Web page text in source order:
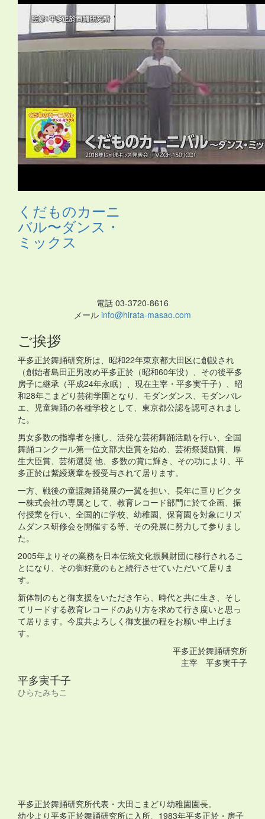
き・お花・お面・カスタネット・カチャーシー・カップ
麺容器・カミナリ・カントリー カンフー
クリスマ
ス ・ サムライ・さる・シーサー・ジャングルビート・ス
カート・ストレッチ・スポーツ・たべもの・ダンス・タ
ンバリン・チアガール・つえ・テクノ・ニューオリン
バチ・バラ・ハロウィン
・ヒーロー ピアノ伴奏 ヒップホップ
イン・ファンタジー・ブギウギ ・フラ・フラメンコ ・
ットボトル・ポップス・ ポンポン マーチ ・ まとい・ マ
ント・ミュージカル・もちつき ・ よさこい ・ライダー・
ラップ・ラテン
葉・人形・体操 ・傘・和風 ・太鼓・ 妖怪・布・帽子
者・応援団・扇・扇子・手作りの刀・手袋・手話・旗・
日本・昔話・時代劇・武術・民謡・汽車・沖縄
頭・鳴子・鳶口（とびぐち）・
くだものカーニ
バル〜ダンス・
ミックス
電話 03-3720-8616
メール info@hirata-masao.com
ご挨拶
平多正於舞踊研究所は、昭和22年東京都大田区に創設され
（創始者島田正男改め平多正於（昭和60年没）、その後平多
房子に継承（平成24年永眠）、現在主宰・平多実千子）、昭
和28年こまどり芸術学園となり、モダンダンス、モダンバレ
エ、児童舞踊の各種学校として、東京都公認を認可されまし
た。
男女多数の指導者を擁し、活発な芸術舞踊活動を行い、全国
舞踊コンクール第一位文部大臣賞を始め、芸術祭奨励賞、厚
生大臣賞、芸術選奨 他、多数の賞に輝き、その功により、平
多正於は紫綬褒章を授受与されて居ります。
一方、戦後の童謡舞踊発展の一翼を担い、長年に亘りビクタ
ー株式会社の専属として、教育レコード部門に於て企画、振
付授業を行い、全国的に学校、幼稚園、保育園を対象にリズ
ムダンス研修会を開催する等、その発展に努力して参りまし
た。
2005年よりその業務を日本伝統文化振興財団に移行されるこ
とになり、その御好意のもと続行させていただいて居りま
す。
新体制のもと御支援をいただき乍ら、時代と共に生き、そし
てリードする教育レコードのあり方を求めて行き度いと思っ
て居ります。今度共よろしく御支援の程をお願い申上げま
す。
平多正於舞踊研究所
主宰 平多実千子
平多実千子
ひらたみちこ
平多正於舞踊研究所代表・大田こまどり幼稚園園長。
幼少より平多正於舞踊研究所に入所、1983年平多正於・房子